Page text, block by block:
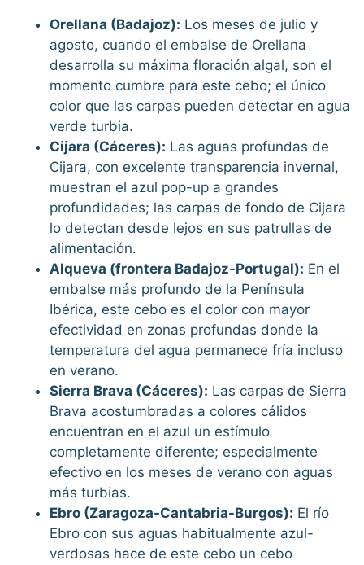
Orellana (Badajoz): Los meses de julio y
agosto, cuando el embalse de Orellana
desarrolla su máxima floración algal, son el
momento cumbre para este cebo; el único
color que las carpas pueden detectar en agua
verde turbia.
Cijara (Cáceres): Las aguas profundas de
Cijara, con excelente transparencia invernal,
muestran el azul pop-up a grandes
profundidades; las carpas de fondo de Cijara
lo detectan desde lejos en sus patrullas de
alimentación.
Alqueva (frontera Badajoz-Portugal): En el
embalse más profundo de la Península
Ibérica, este cebo es el color con mayor
efectividad en zonas profundas donde la
temperatura del agua permanece fría incluso
en verano.
Sierra Brava (Cáceres): Las carpas de Sierra
Brava acostumbradas a colores cálidos
encuentran en el azul un estímulo
completamente diferente; especialmente
efectivo en los meses de verano con aguas
más turbias.
Ebro (Zaragoza-Cantabria-Burgos): El río
Ebro con sus aguas habitualmente azul-
verdosas hace de este cebo un cebo